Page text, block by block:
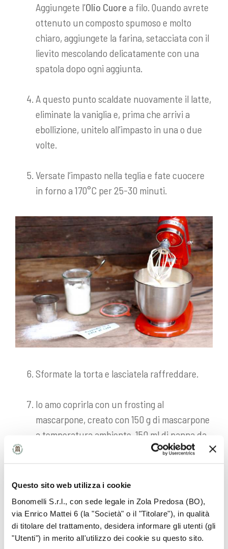
Questo sito web utilizza i cookie
Bonomelli S.r.l., con sede legale in Zola Predosa (BO),
via Enrico Mattei 6 (la "Società" o il "Titolare"), in qualità
di titolare del trattamento, desidera informare gli utenti (gli
"Utenti") in merito all'utilizzo dei cookie su questo sito.
Aggiungete l’Olio Cuore a filo. Quando avrete
ottenuto un composto spumoso e molto
chiaro, aggiungete la farina, setacciata con il
lievito mescolando delicatamente con una
spatola dopo ogni aggiunta.
A questo punto scaldate nuovamente il latte,
eliminate la vaniglia e, prima che arrivi a
ebollizione, unitelo all’impasto in una o due
volte.
Versate l’impasto nella teglia e fate cuocere
in forno a 170°C per 25-30 minuti.
Sformate la torta e lasciatela raffreddare.
Io amo coprirla con un frosting al
mascarpone, creato con 150 g di mascarpone
a temperatura ambiente, 150 ml di panna da
montare fredda, 30 g di zucchero a velo
frigorifero per un’ora.